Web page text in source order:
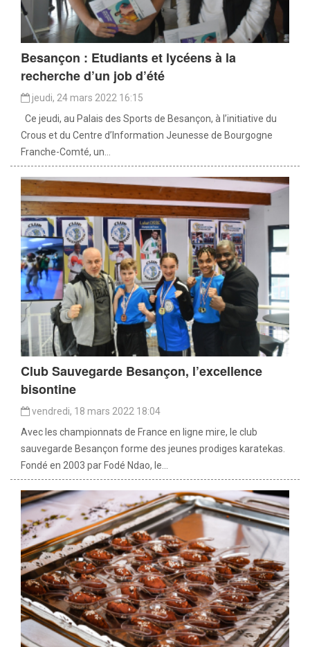
Besançon : Etudiants et lycéens à la
recherche d’un job d’été
jeudi, 24 mars 2022 16:15
Ce jeudi, au Palais des Sports de Besançon, à l’initiative du
Crous et du Centre d’Information Jeunesse de Bourgogne
Franche-Comté, un...
Club Sauvegarde Besançon, l’excellence
bisontine
vendredi, 18 mars 2022 18:04
Avec les championnats de France en ligne mire, le club
sauvegarde Besançon forme des jeunes prodiges karatekas.
Fondé en 2003 par Fodé Ndao, le...